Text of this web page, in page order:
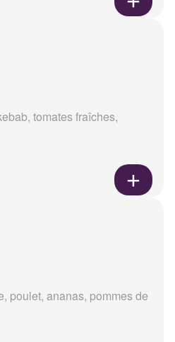
tomates fraîches,
poulet, ananas, pommes de